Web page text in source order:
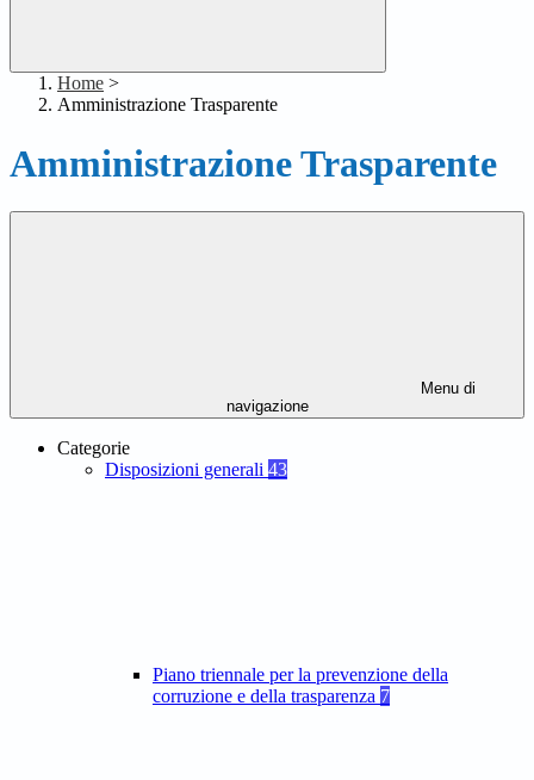
Home >
Amministrazione Trasparente
Amministrazione Trasparente
Menu di
navigazione
Categorie
Disposizioni generali 43
Piano triennale per la prevenzione della
corruzione e della trasparenza 7